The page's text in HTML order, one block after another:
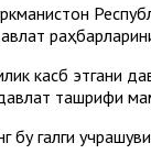
касб этгани
ташрифи
бу галги